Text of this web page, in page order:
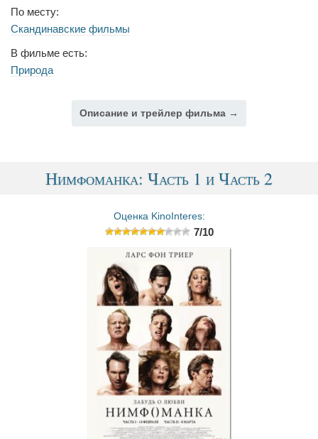
По месту:
Скандинавские фильмы
В фильме есть:
Природа
Описание и трейлер фильма →
Нимфоманка: Часть 1 и Часть 2
Оценка KinoInteres:
7/10